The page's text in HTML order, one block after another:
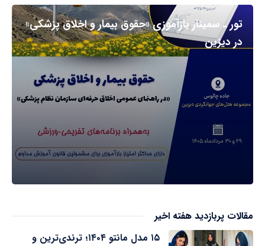
تور ـ سمینار بازآموزی «حقوق بیمار و اخلاق پزشکی»
در دیزین
مقالات پربازدید هفته اخیر
۱۵ مدل مانتو ۱۴۰۴؛ ترندی‌ترین و